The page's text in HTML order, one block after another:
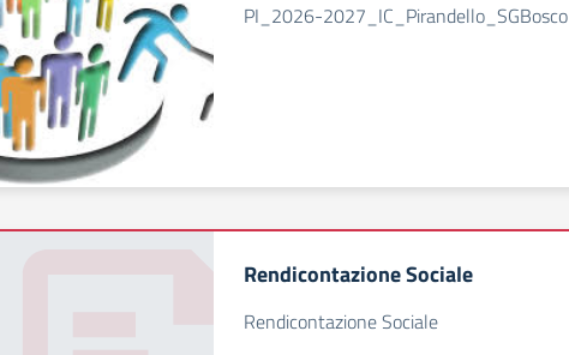
PI_2026-2027_IC_Pirandello_SGBosco
Rendicontazione Sociale
Rendicontazione Sociale